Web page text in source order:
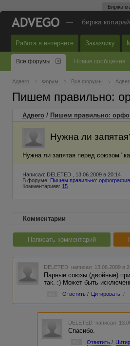
Биржа
— биржа
Работа в интернете Заказчику
Все форумы Новые сообщения
Адвего Форум Все форумы
Пишем правильно:
Адвего / Пишем правильно:
Нужна ли
Нужна ли запятая перед союзом
Написал: DELETED , 13.06.2009 в 20:14
В форуме: Пишем правильно:
Комментариев: 15
Комментарии
Написать комментарий
DELETED написал 13.06.2009 в
Парные союзы (двойные)
так. :) Может быть
Ответить / Цитировать /
DELETED написал
Спасибо.
Ответить /